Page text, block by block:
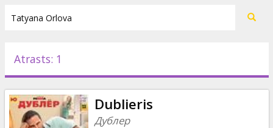
Pasākumi
Ziņas
Atrasts: 1
Dublieris
Дублер